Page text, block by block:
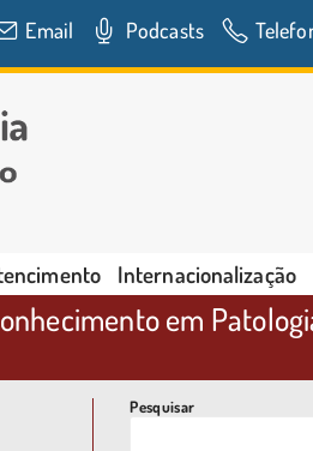
Email Podcasts
Internacionalização
em
Pesquisar